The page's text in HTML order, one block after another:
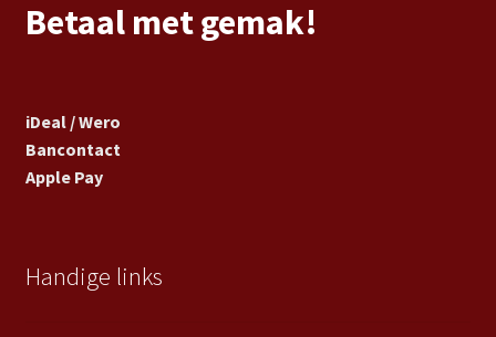
Betaal met gemak!
iDeal / Wero
Bancontact
Apple Pay
Handige links